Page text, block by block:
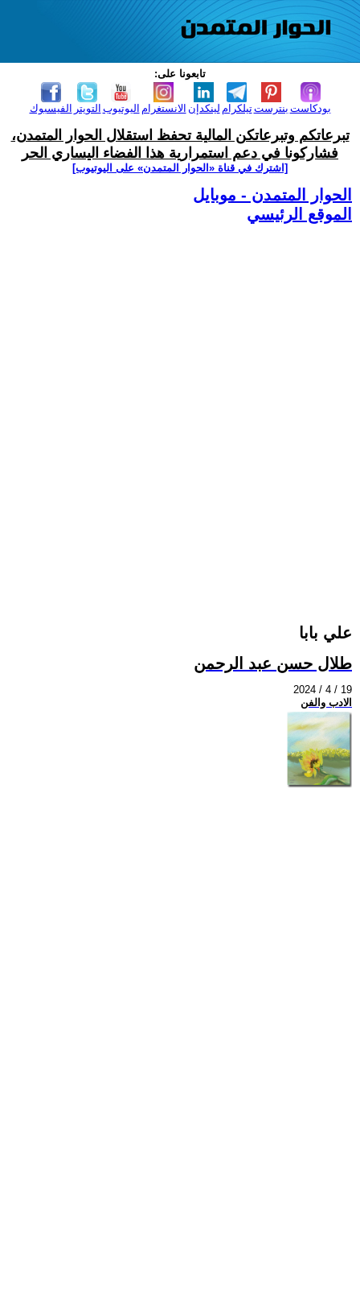
تابعونا على:
الفيسبوك التويتر اليوتيوب الانستغرام لينكدإن تيلكرامبنترست بودكاست
تبرعاتكم وتبرعاتكن المالية تحفظ استقلال الحوار المتمدن،
فشاركونا في دعم استمرارية هذا الفضاء اليساري الحر
[اشترك في قناة ‫«الحوار المتمدن» على اليوتيوب]
الحوار المتمدن - موبايل
الموقع الرئيسي
علي بابا
طلال حسن عبد الرحمن
2024 / 4 / 19
الادب والفن